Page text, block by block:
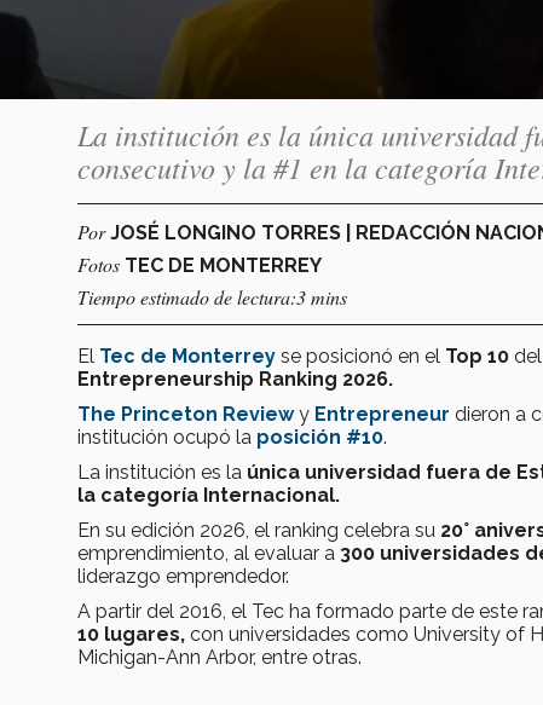
La institución es la única universidad
consecutivo y la #1 en la categoría
PorJOSÉ LONGINO TORRES | REDACCIÓN
Fotos TEC DE MONTERREY
Tiempo estimado de lectura:3 mins
El Tec de Monterrey se posicionó en el Top 10 del
Entrepreneurship Ranking 2026.
The Princeton Review y Entrepreneur dieron a
institución ocupó la posición #10.
La institución es la única universidad fuera de
la categoría Internacional.
En su edición 2026, el ranking celebra su 20°
emprendimiento, al evaluar a 300 universidades
liderazgo emprendedor.
A partir del 2016, el Tec ha formado parte de este
10 lugares, con universidades como University of
Michigan-Ann Arbor, entre otras.